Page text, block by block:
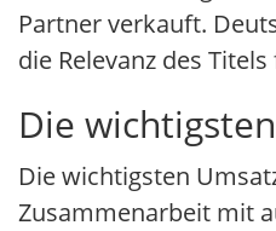
Partner verkauft.
die Relevanz des
Die
Die wichtigsten
Zusammenarbeit mit